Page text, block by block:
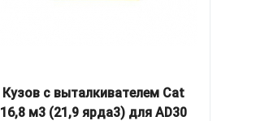
Кузов с выталкивателем Cat
16,8 м3 (21,9 ярда3) для AD30